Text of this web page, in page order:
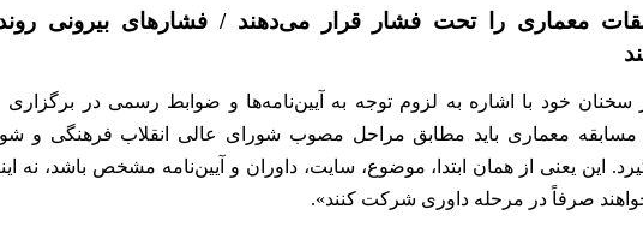
معماری را تحت فشار قرار می‌دهند / فشارهای بیرونی
سخنان خود با اشاره به لزوم توجه به آیین‌نامه‌ها و ضوابط رسمی در
مسابقه معماری باید مطابق مراحل مصوب شورای عالی انقلاب فرهنگی و
یعنی از همان ابتدا، موضوع، سایت، داوران و آیین‌نامه مشخص باشد، نه
صرفاً در مرحله داوری شرکت کنند».